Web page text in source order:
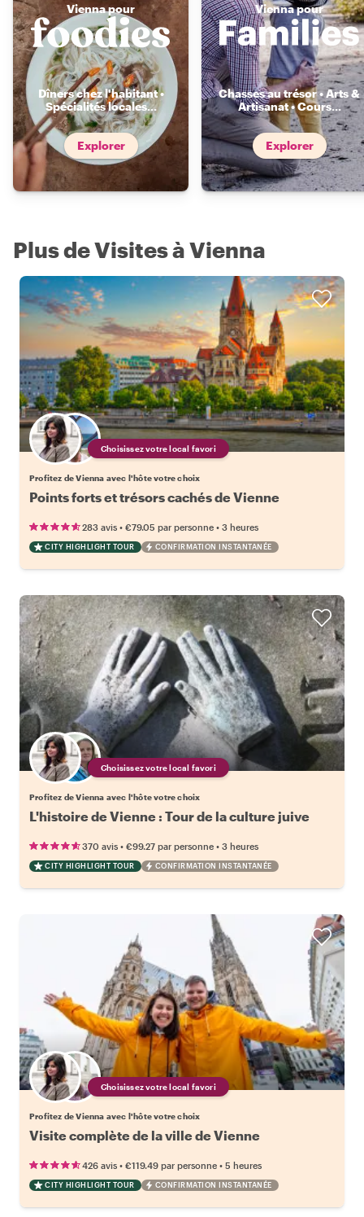
Vienna pour
Dîners chez l'habitant •
Spécialités locales...
Explorer
Vienna pour
Chasses au trésor • Arts &
Artisanat • Cours...
Explorer
Plus de Visites à Vienna
Choisissez votre local favori
Profitez de Vienna avec l'hôte votre choix
Points forts et trésors cachés de Vienne
283 avis • €79.05 par personne • 3 heures
CITY HIGHLIGHT TOUR CONFIRMATION INSTANTANÉE
Choisissez votre local favori
Profitez de Vienna avec l'hôte votre choix
L'histoire de Vienne : Tour de la culture juive
370 avis • €99.27 par personne • 3 heures
CITY HIGHLIGHT TOUR CONFIRMATION INSTANTANÉE
Choisissez votre local favori
Profitez de Vienna avec l'hôte votre choix
Visite complète de la ville de Vienne
426 avis • €119.49 par personne • 5 heures
CITY HIGHLIGHT TOUR CONFIRMATION INSTANTANÉE